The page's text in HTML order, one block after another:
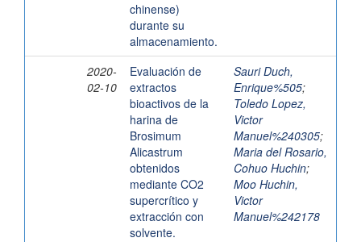
chinense)
durante su
almacenamiento.
2020-
02-10
Evaluación de
extractos
bioactivos de la
harina de
Brosimum
Alicastrum
obtenidos
mediante CO2
supercrítico y
extracción con
solvente.
Sauri Duch,
Enrique%505;
Toledo Lopez,
Victor
Manuel%240305;
Maria del Rosario,
Cohuo Huchin;
Moo Huchin,
Victor
Manuel%242178